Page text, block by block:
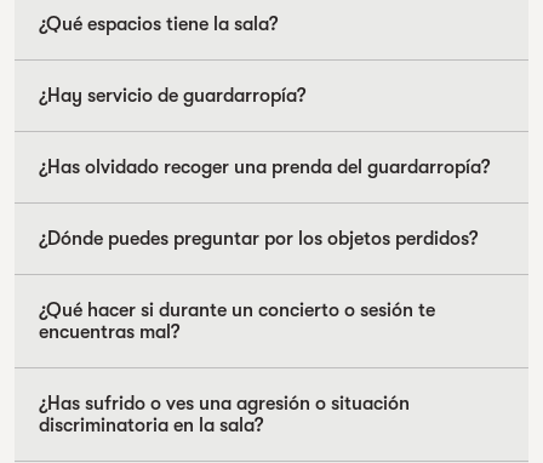
¿Qué espacios tiene la sala?
¿Hay servicio de guardarropía?
¿Has olvidado recoger una prenda del guardarropía?
¿Dónde puedes preguntar por los objetos perdidos?
¿Qué hacer si durante un concierto o sesión te
encuentras mal?
¿Has sufrido o ves una agresión o situación
discriminatoria en la sala?